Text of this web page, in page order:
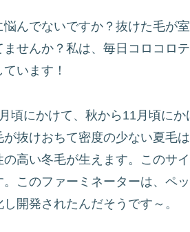
んでないですか？抜けた毛が
ませんか？私は、毎日コロコロ
います！
頃にかけて、秋から11月頃に
抜けおちて密度の少ない夏毛
高い冬毛が生えます。このサ
このファーミネーターは、ペ
開発されたんだそうです～。